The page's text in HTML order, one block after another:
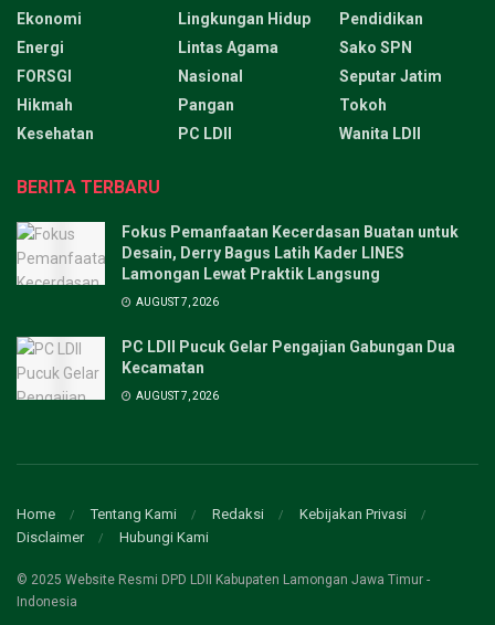
Ekonomi
Energi
FORSGI
Hikmah
Kesehatan
Lingkungan Hidup
Lintas Agama
Nasional
Pangan
PC LDII
Pendidikan
Sako SPN
Seputar Jatim
Tokoh
Wanita LDII
BERITA TERBARU
Fokus Pemanfaatan Kecerdasan Buatan untuk
Desain, Derry Bagus Latih Kader LINES
Lamongan Lewat Praktik Langsung
AUGUST 7, 2026
PC LDII Pucuk Gelar Pengajian Gabungan Dua
Kecamatan
AUGUST 7, 2026
Home Tentang Kami Redaksi
Kebijakan Privasi
Disclaimer
Hubungi Kami
© 2025 Website Resmi DPD LDII Kabupaten Lamongan Jawa Timur -
Indonesia